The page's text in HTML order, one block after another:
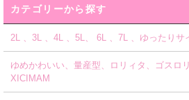
カテゴリーから探す
2L 、3L 、4L 、5L、 6L 、7L 、ゆったり
ゆめかわいい、量産型、ロリィタ、ゴスロ
XICIMAM